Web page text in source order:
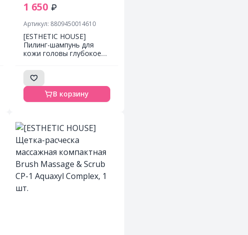
1 650
Артикул: 8809450014610
[ESTHETIC HOUSE]
Пилинг-шампунь для
кожи головы глубокое
Shampoo, 250 мл
В корзину